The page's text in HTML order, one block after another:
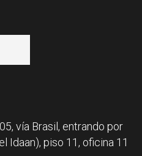
vía Brasil, entrando por
Idaan), piso 11, oficina 11